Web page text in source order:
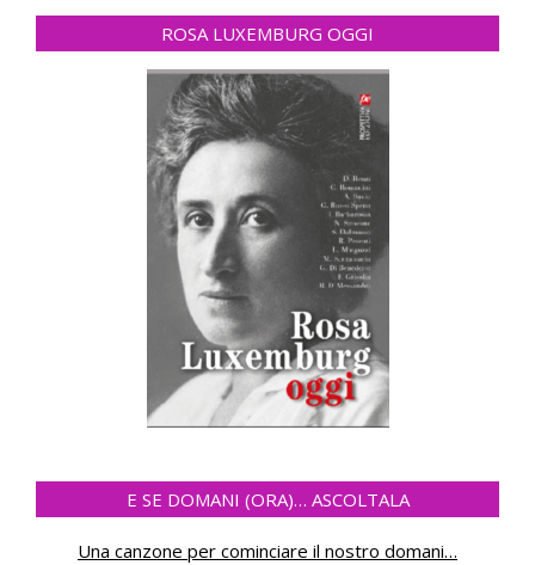
ROSA LUXEMBURG OGGI
E SE DOMANI (ORA)… ASCOLTALA
Una canzone per cominciare il nostro domani…